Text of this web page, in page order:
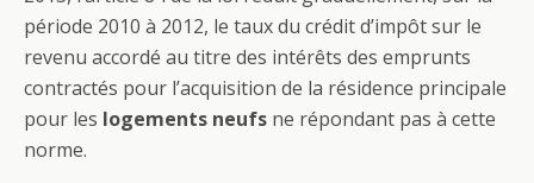
période 2010 à 2012, le taux du crédit d’impôt sur le
revenu accordé au titre des intérêts des emprunts
contractés pour l’acquisition de la résidence principale
pour les logements neufs ne répondant pas à cette
norme.